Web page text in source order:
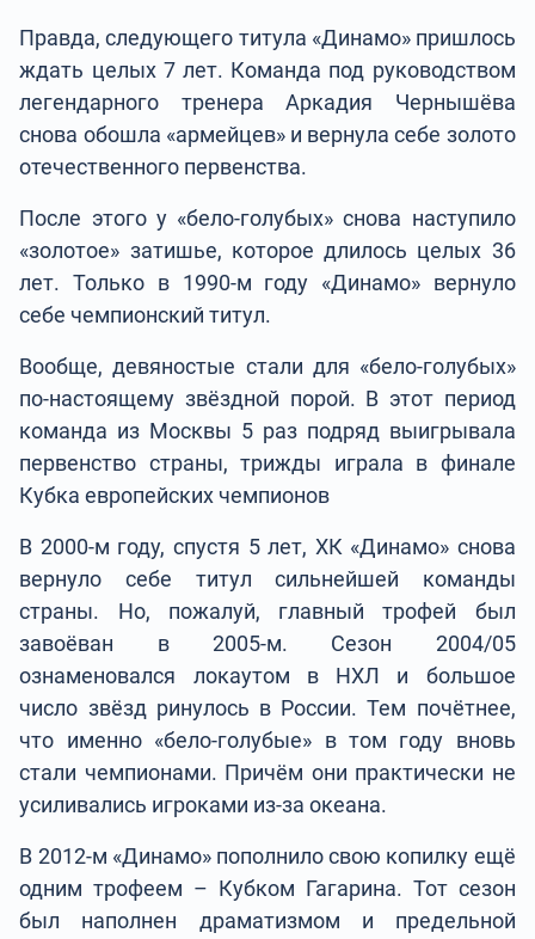
Правда, следующего титула «Динамо» пришлось
ждать целых 7 лет. Команда под руководством
легендарного тренера Аркадия Чернышёва
снова обошла «армейцев» и вернула себе золото
отечественного первенства.
После этого у «бело-голубых» снова наступило
«золотое» затишье, которое длилось целых 36
лет. Только в 1990-м году «Динамо» вернуло
себе чемпионский титул.
Вообще, девяностые стали для «бело-голубых»
по-настоящему звёздной порой. В этот период
команда из Москвы 5 раз подряд выигрывала
первенство страны, трижды играла в финале
Кубка европейских чемпионов
В 2000-м году, спустя 5 лет, ХК «Динамо» снова
вернуло себе титул сильнейшей команды
страны. Но, пожалуй, главный трофей был
завоёван в 2005-м. Сезон 2004/05
ознаменовался локаутом в НХЛ и большое
число звёзд ринулось в России. Тем почётнее,
что именно «бело-голубые» в том году вновь
стали чемпионами. Причём они практически не
усиливались игроками из-за океана.
В 2012-м «Динамо» пополнило свою копилку ещё
одним трофеем – Кубком Гагарина. Тот сезон
был наполнен драматизмом и предельной